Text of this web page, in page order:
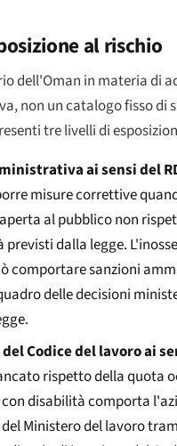
al rischio
dell'Oman in materia di
non un catalogo fisso di
tre livelli di
ai sensi del
misure correttive
al pubblico non
previsti dalla legge.
comportare sanzioni
delle decisioni
Codice del lavoro ai
rispetto della quota
con disabilità comporta
Ministero del lavoro